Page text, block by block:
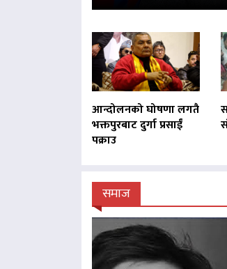
आन्दोलनको घोषणा लगतै
भक्तपुरबाट दुर्गा प्रसाईं
पक्राउ
समाज